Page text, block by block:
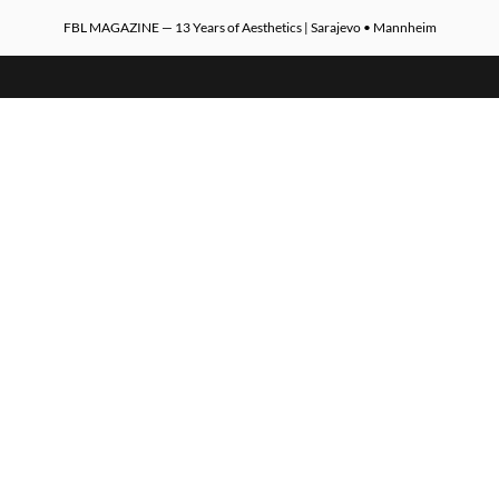
FBL MAGAZINE — 13 Years of Aesthetics | Sarajevo • Mannheim